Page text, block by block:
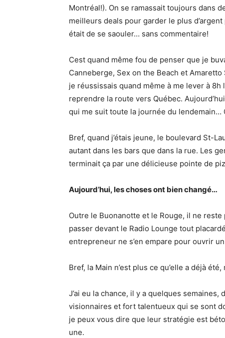
Montréal!). On se ramassait toujours dans
meilleurs deals pour garder le plus
était de se saouler… sans commentaire!
Cest quand même fou de penser que je
Canneberge, Sex on the Beach et
je réussissais quand même à me lever à
reprendre la route vers Québec.
qui me suit toute la journée du lendemain…
Bref, quand j’étais jeune, le boulevard St-
autant dans les bars que dans la rue. Les
terminait ça par une délicieuse pointe de
Aujourd’hui, les choses ont bien changé…
Outre le Buonanotte et le Rouge, il ne
passer devant le Radio Lounge tout
entrepreneur ne s’en empare pour ouvrir
Bref, la Main n’est plus ce qu’elle a déjà
J’ai eu la chance, il y a quelques
visionnaires et fort talentueux qui se sont
je peux vous dire que leur stratégie est
une.